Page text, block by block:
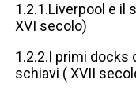
1.2.1.Liverpool e il
XVI secolo)
1.2.2.I primi docks
schiavi ( XVII